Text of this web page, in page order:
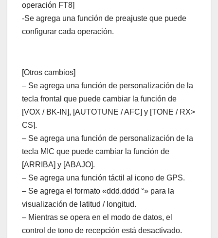
operación FT8]
-Se agrega una función de preajuste que puede
configurar cada operación.
[Otros cambios]
– Se agrega una función de personalización de la
tecla frontal que puede cambiar la función de
[VOX / BK-IN], [AUTOTUNE / AFC] y [TONE / RX>
CS].
– Se agrega una función de personalización de la
tecla MIC que puede cambiar la función de
[ARRIBA] y [ABAJO].
– Se agrega una función táctil al icono de GPS.
– Se agrega el formato «ddd.dddd °» para la
visualización de latitud / longitud.
– Mientras se opera en el modo de datos, el
control de tono de recepción está desactivado.